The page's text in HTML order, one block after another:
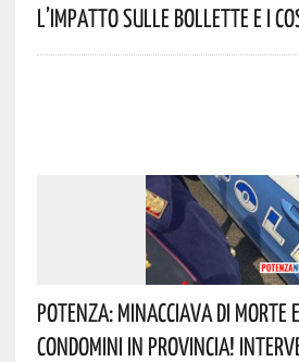
L’impatto Sulle Bollette E I
Potenza: Minacciava Di Morte
Condomini In Provincia!